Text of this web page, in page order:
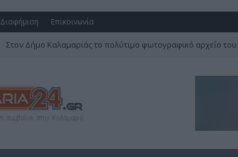
Διαφήμιση Επικοινωνία
Στον Δήμο Καλαμαριάς το πολύτιμο φωτογραφικό αρχείο του